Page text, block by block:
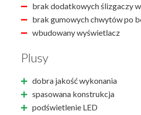
brak dodatkowych ślizgaczy
brak gumowych chwytów po
wbudowany wyświetlacz
Plusy
dobra jakość wykonania
spasowana konstrukcja
podświetlenie LED